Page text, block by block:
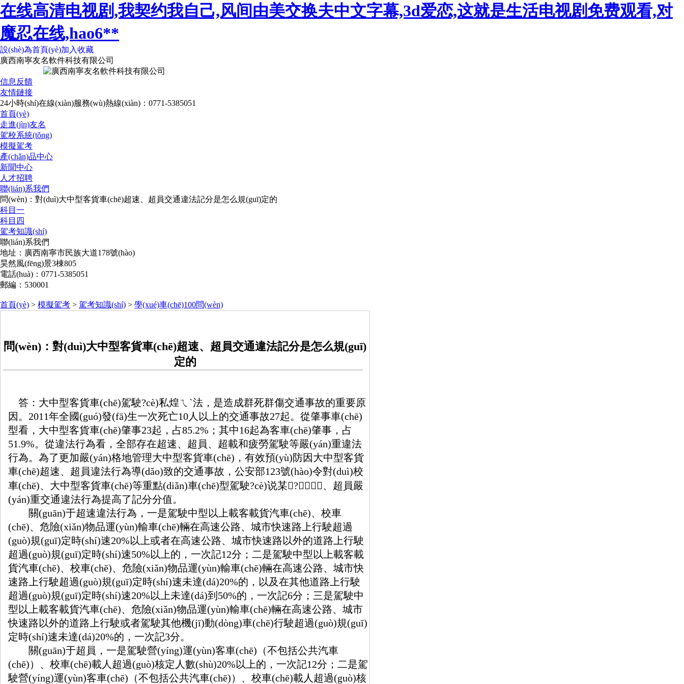
在线高清电视剧,我契约我自己,风间由美交换夫中文字幕,3d爱恋,这就是生活电视剧免费观看,对
魔忍在线,hao6**
設(shè)為首頁(yè)加入收藏
廣西南寧友名軟件科技有限公司
信息反饋
友情鏈接
24小時(shí)在線(xiàn)服務(wù)熱線(xiàn)：0771-5385051
首頁(yè)
走進(jìn)友名
駕校系統(tǒng)
模擬駕考
產(chǎn)品中心
新聞中心
人才招聘
聯(lián)系我們
問(wèn)：對(duì)大中型客貨車(chē)超速、超員交通違法記分是怎么規(guī)定的
科目一
科目四
駕考知識(shí)
聯(lián)系我們
地址：廣西南寧市民族大道178號(hào)
昊然風(fēng)景3棟805
電話(huà)：0771-5385051
郵編：530001
首頁(yè) > 模擬駕考 > 駕考知識(shí) > 學(xué)車(chē)100問(wèn)
問(wèn)：對(duì)大中型客貨車(chē)超速、超員交通違法記分是怎么規(guī)
定的
答：大中型客貨車(chē)駕駛?cè)私煌ㄟ`法，是造成群死群傷交通事故的重要原
因。2011年全國(guó)發(fā)生一次死亡10人以上的交通事故27起。從肇事車(chē)
型看，大中型客貨車(chē)肇事23起，占85.2%；其中16起為客車(chē)肇事，占
51.9%。從違法行為看，全部存在超速、超員、超載和疲勞駕駛等嚴(yán)重違法
行為。為了更加嚴(yán)格地管理大中型客貨車(chē)，有效預(yù)防因大中型客貨
車(chē)超速、超員違法行為導(dǎo)致的交通事故，公安部123號(hào)令對(duì)校
車(chē)、大中型客貨車(chē)等重點(diǎn)車(chē)型駕駛?cè)说某?、超員嚴
(yán)重交通違法行為提高了記分分值。
關(guān)于超速違法行為，一是駕駛中型以上載客載貨汽車(chē)、校車
(chē)、危險(xiǎn)物品運(yùn)輸車(chē)輛在高速公路、城市快速路上行駛超過
(guò)規(guī)定時(shí)速20%以上或者在高速公路、城市快速路以外的道路上行駛
超過(guò)規(guī)定時(shí)速50%以上的，一次記12分；二是駕駛中型以上載客載
貨汽車(chē)、校車(chē)、危險(xiǎn)物品運(yùn)輸車(chē)輛在高速公路、城市快
速路上行駛超過(guò)規(guī)定時(shí)速未達(dá)20%的，以及在其他道路上行駛
超過(guò)規(guī)定時(shí)速20%以上未達(dá)到50%的，一次記6分；三是駕駛中
型以上載客載貨汽車(chē)、危險(xiǎn)物品運(yùn)輸車(chē)輛在高速公路、城市
快速路以外的道路上行駛或者駕駛其他機(jī)動(dòng)車(chē)行駛超過(guò)規(guī)
定時(shí)速未達(dá)20%的，一次記3分。
關(guān)于超員，一是駕駛營(yíng)運(yùn)客車(chē)（不包括公共汽車
(chē)）、校車(chē)載人超過(guò)核定人數(shù)20%以上的，一次記12分；二是駕
駛營(yíng)運(yùn)客車(chē)（不包括公共汽車(chē)）、校車(chē)載人超過(guò)核